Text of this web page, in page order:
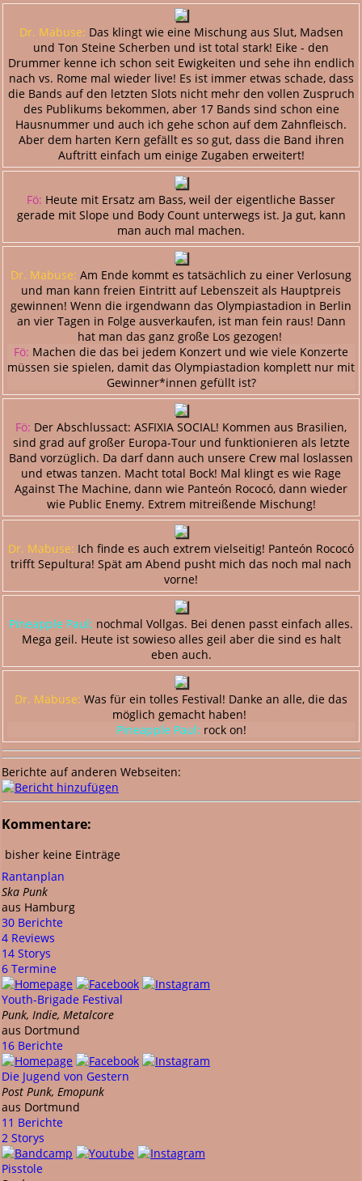
Dr. Mabuse: Das klingt wie eine Mischung aus Slut, Madsen
und Ton Steine Scherben und ist total stark! Eike - den
Drummer kenne ich schon seit Ewigkeiten und sehe ihn endlich
nach vs. Rome mal wieder live! Es ist immer etwas schade, dass
die Bands auf den letzten Slots nicht mehr den vollen Zuspruch
des Publikums bekommen, aber 17 Bands sind schon eine
Hausnummer und auch ich gehe schon auf dem Zahnfleisch.
Aber dem harten Kern gefällt es so gut, dass die Band ihren
Auftritt einfach um einige Zugaben erweitert!
Fö: Heute mit Ersatz am Bass, weil der eigentliche Basser
gerade mit Slope und Body Count unterwegs ist. Ja gut, kann
man auch mal machen.
Dr. Mabuse: Am Ende kommt es tatsächlich zu einer Verlosung
und man kann freien Eintritt auf Lebenszeit als Hauptpreis
gewinnen! Wenn die irgendwann das Olympiastadion in Berlin
an vier Tagen in Folge ausverkaufen, ist man fein raus! Dann
hat man das ganz große Los gezogen!
Fö: Machen die das bei jedem Konzert und wie viele Konzerte
müssen sie spielen, damit das Olympiastadion komplett nur mit
Gewinner*innen gefüllt ist?
Fö: Der Abschlussact: ASFIXIA SOCIAL! Kommen aus Brasilien,
sind grad auf großer Europa-Tour und funktionieren als letzte
Band vorzüglich. Da darf dann auch unsere Crew mal loslassen
und etwas tanzen. Macht total Bock! Mal klingt es wie Rage
Against The Machine, dann wie Panteón Rococó, dann wieder
wie Public Enemy. Extrem mitreißende Mischung!
Dr. Mabuse: Ich finde es auch extrem vielseitig! Panteón Rococó
trifft Sepultura! Spät am Abend pusht mich das noch mal nach
vorne!
Pineapple Paul: nochmal Vollgas. Bei denen passt einfach alles.
Mega geil. Heute ist sowieso alles geil aber die sind es halt
eben auch.
Dr. Mabuse: Was für ein tolles Festival! Danke an alle, die das
möglich gemacht haben!
Pineapple Paul: rock on!
Berichte auf anderen Webseiten:
Kommentare:
bisher keine Einträge
Rantanplan
Ska Punk
aus Hamburg
30 Berichte
4 Reviews
14 Storys
6 Termine
Youth-Brigade Festival
Punk, Indie, Metalcore
aus Dortmund
16 Berichte
Die Jugend von Gestern
Post Punk, Emopunk
aus Dortmund
11 Berichte
2 Storys
Pisstole